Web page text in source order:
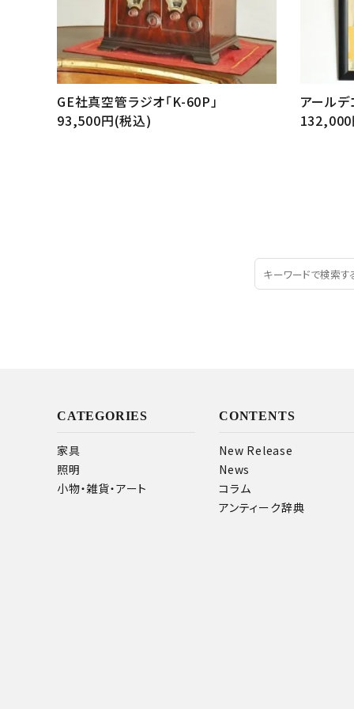
GE社真空管ラジオ「K-60P」
93,500円(税込)
アールデ
CATEGORIES
家具
照明
小物・雑貨・アート
CONTENTS
New Release
News
コラム
アンティーク辞典